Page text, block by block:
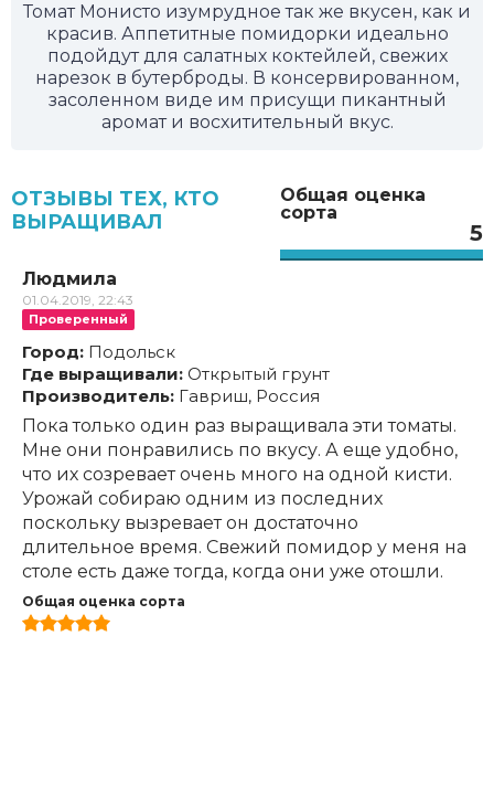
Томат Монисто изумрудное так же вкусен, как и
красив. Аппетитные помидорки идеально
подойдут для салатных коктейлей, свежих
нарезок в бутерброды. В консервированном,
засоленном виде им присущи пикантный
аромат и восхитительный вкус.
Общая оценка
сорта
5
ОТЗЫВЫ ТЕХ, КТО
ВЫРАЩИВАЛ
Людмила
01.04.2019, 22:43
Проверенный
Город: Подольск
Где выращивали: Открытый грунт
Производитель: Гавриш, Россия
Пока только один раз выращивала эти томаты.
Мне они понравились по вкусу. А еще удобно,
что их созревает очень много на одной кисти.
Урожай собираю одним из последних
поскольку вызревает он достаточно
длительное время. Свежий помидор у меня на
столе есть даже тогда, когда они уже отошли.
Общая оценка сорта